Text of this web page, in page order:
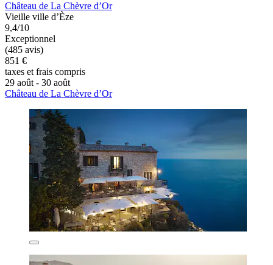
Château de La Chèvre d’Or
Vieille ville d’Èze
9,4/10
Exceptionnel
(485 avis)
851 €
taxes et frais compris
29 août - 30 août
Château de La Chèvre d’Or